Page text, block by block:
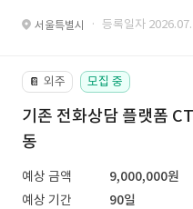
서울특별시 · 등록일자
📔 외주 모집 중
기존 전화상담 플랫폼
동
예상 금액
9,000,000원
예상 기간
90일